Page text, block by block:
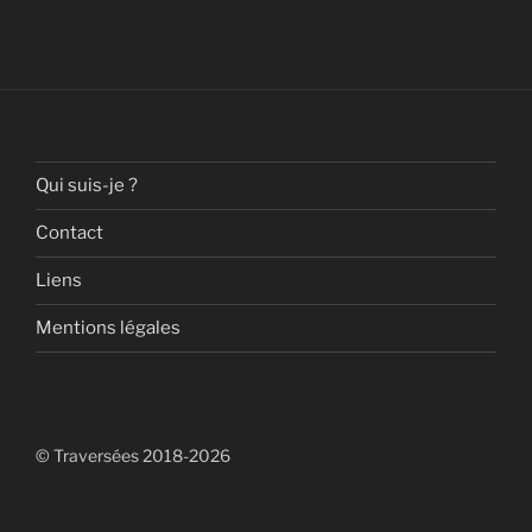
Qui suis-je ?
Contact
Liens
Mentions légales
© Traversées 2018-2026